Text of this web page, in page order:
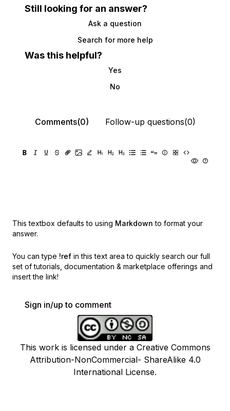
Still looking for an answer?
Ask a question
Search for more help
Was this helpful?
Yes
No
Comments(0) Follow-up questions(0)
This textbox defaults to using Markdown to format your
answer.
You can type !ref in this text area to quickly search our full
set of tutorials, documentation & marketplace offerings and
insert the link!
Sign in/up to comment
This work is licensed under a Creative Commons
Attribution-NonCommercial- ShareAlike 4.0
International License.